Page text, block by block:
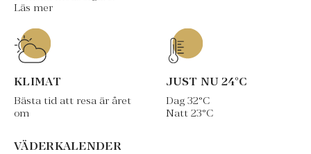
Läs mer
KLIMAT
Bästa tid att resa är året
om
JUST NU 24°C
Dag 32°C
Natt 23°C
VÄDERKALENDER